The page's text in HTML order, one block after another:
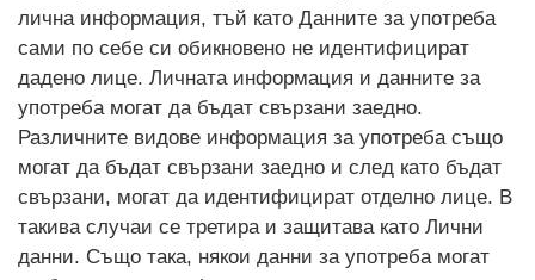
лична информация, тъй като Данните за употреба
сами по себе си обикновено не идентифицират
дадено лице. Личната информация и данните за
употреба могат да бъдат свързани заедно.
Различните видове информация за употреба също
могат да бъдат свързани заедно и след като бъдат
свързани, могат да идентифицират отделно лице. В
такива случаи се третира и защитава като Лични
данни. Също така, някои данни за употреба могат